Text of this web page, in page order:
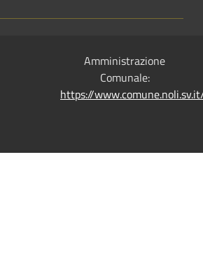
Amministrazione
Comunale:
https://